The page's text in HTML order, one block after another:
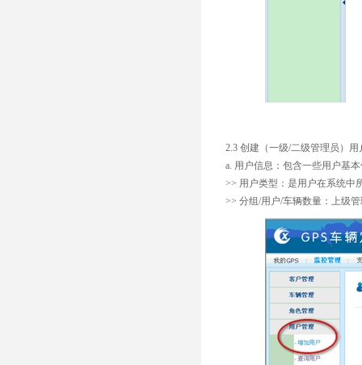
2.3 创建（一级/二级管理员）
a. 用户信息：包含一些用户基
>> 用户类型：是用户在系统中
>> 分组/用户/车辆数量：上级